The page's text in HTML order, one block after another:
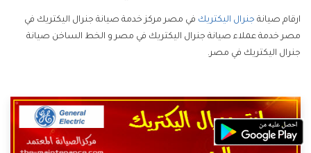
ارقام صيانة جنرال اليكتريك في مصر مركز خدمة صيانة جنرال اليكتريك في
مصر خدمة عملاء صيانة جنرال اليكتريك في مصر و الخط الساخن صيانة
جنرال اليكتريك في مصر.